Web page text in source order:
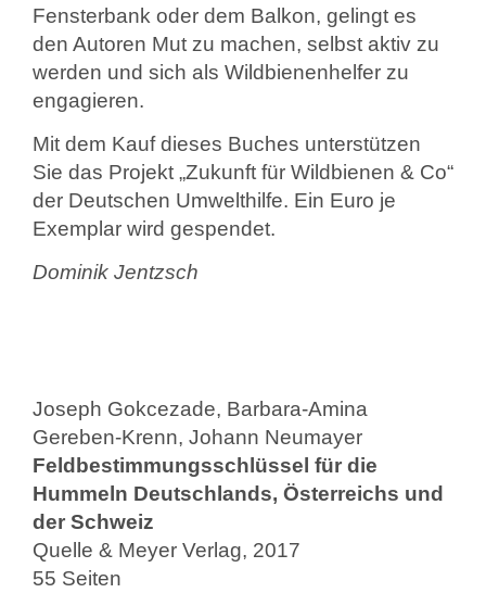
Fensterbank oder dem Balkon, gelingt es
den Autoren Mut zu machen, selbst aktiv zu
werden und sich als Wildbienenhelfer zu
engagieren.
Mit dem Kauf dieses Buches unterstützen
Sie das Projekt „Zukunft für Wildbienen & Co“
der Deutschen Umwelthilfe. Ein Euro je
Exemplar wird gespendet.
Dominik Jentzsch
Joseph Gokcezade, Barbara-Amina
Gereben-Krenn, Johann Neumayer
Feldbestimmungsschlüssel für die
Hummeln Deutschlands, Österreichs und
der Schweiz
Quelle & Meyer Verlag, 2017
55 Seiten